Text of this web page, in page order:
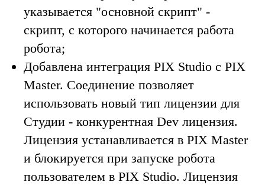
указывается "основной скрипт" -
скрипт, с которого начинается работа
робота;
Добавлена интеграция PIX Studio с PIX
Master. Соединение позволяет
использовать новый тип лицензии для
Студии - конкурентная Dev лицензия.
Лицензия устанавливается в PIX Master
и блокируется при запуске робота
пользователем в PIX Studio. Лицензия